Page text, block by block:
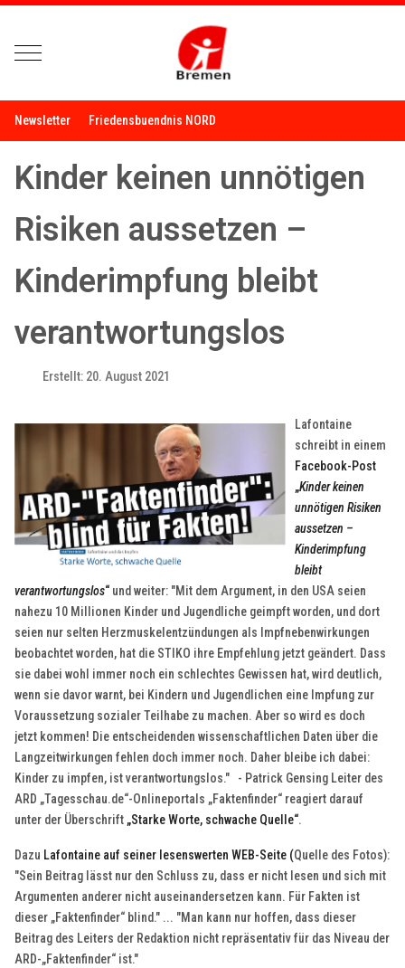
Mobile Menu Toggle
Newsletter Friedensbuendnis NORD
Kinder keinen unnötigen
Risiken aussetzen –
Kinderimpfung bleibt
verantwortungslos
Erstellt: 20. August 2021
Lafontaine
schreibt in einem
Facebook-Post
„Kinder keinen
unnötigen Risiken
aussetzen –
Kinderimpfung
bleibt
verantwortungslos“ und weiter: "Mit dem Argument, in den USA seien
nahezu 10 Millionen Kinder und Jugendliche geimpft worden, und dort
seien nur selten Herzmuskelentzündungen als Impfnebenwirkungen
beobachtet worden, hat die STIKO ihre Empfehlung jetzt geändert. Dass
sie dabei wohl immer noch ein schlechtes Gewissen hat, wird deutlich,
wenn sie davor warnt, bei Kindern und Jugendlichen eine Impfung zur
Voraussetzung sozialer Teilhabe zu machen. Aber so wird es doch
jetzt kommen! Die entscheidenden wissenschaftlichen Daten über die
Langzeitwirkungen fehlen doch immer noch. Daher bleibe ich dabei:
Kinder zu impfen, ist verantwortungslos." - Patrick Gensing Leiter des
ARD „Tagesschau.de“-Onlineportals „Faktenfinder“ reagiert darauf
unter der Überschrift „Starke Worte, schwache Quelle“.
Dazu Lafontaine auf seiner lesenswerten WEB-Seite (Quelle des Fotos):
"Sein Beitrag lässt nur den Schluss zu, dass er nicht lesen und sich mit
Argumenten anderer nicht auseinandersetzen kann. Für Fakten ist
dieser „Faktenfinder“ blind." ... "Man kann nur hoffen, dass dieser
Beitrag des Leiters der Redaktion nicht repräsentativ für das Niveau der
ARD-„Faktenfinder“ ist."